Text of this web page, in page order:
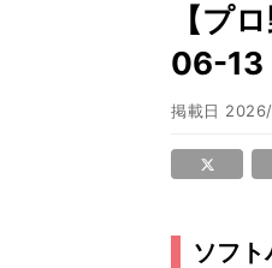
【プ
06-13
掲載日
ソフ